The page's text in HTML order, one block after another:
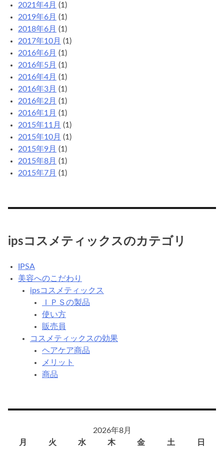
2021年4月 (1)
2019年6月 (1)
2018年6月 (1)
2017年10月 (1)
2016年6月 (1)
2016年5月 (1)
2016年4月 (1)
2016年3月 (1)
2016年2月 (1)
2016年1月 (1)
2015年11月 (1)
2015年10月 (1)
2015年9月 (1)
2015年8月 (1)
2015年7月 (1)
ipsコスメティックスのカテゴリ
IPSA
美容へのこだわり
ipsコスメティックス
ＩＰＳの製品
使い方
販売員
コスメティックスの効果
ヘアケア商品
メリット
商品
2026年8月
月
火 水 木 金 土
日